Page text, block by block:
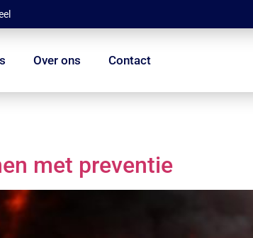
Over ons Contact
met preventie